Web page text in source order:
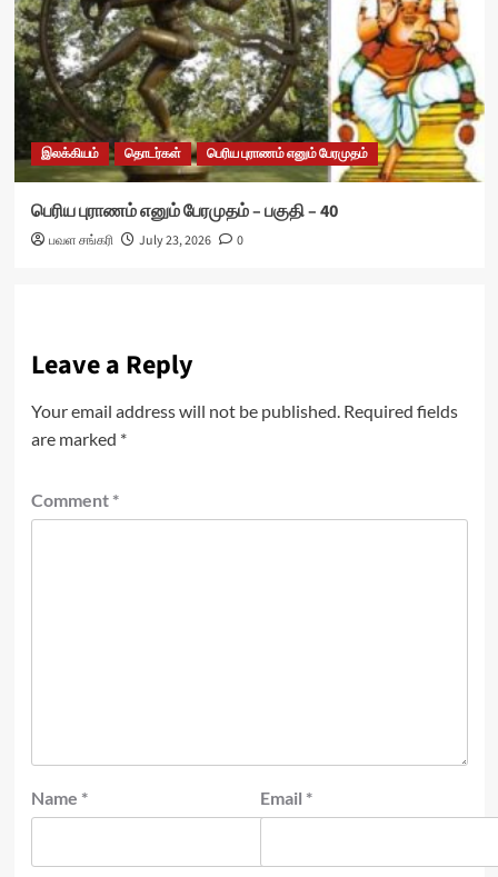
இலக்கியம் தொடர்கள் பெரிய புராணம் எனும் பேரமுதம்
பெரிய புராணம் எனும் பேரமுதம் – பகுதி – 40
பவள சங்கரி July 23, 2026 0
Leave a Reply
Your email address will not be published. Required fields
are marked *
Comment *
Name * Email *